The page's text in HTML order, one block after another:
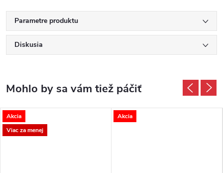
Parametre produktu
Diskusia
Akcia
Viac za menej
Akcia